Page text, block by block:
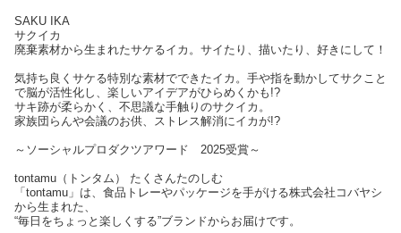
SAKU IKA
サクイカ
廃棄素材から生まれたサケるイカ。サイたり、描いたり、好きにして！
気持ち良くサケる特別な素材でできたイカ。手や指を動かしてサクこと
で脳が活性化し、楽しいアイデアがひらめくかも!?
サキ跡が柔らかく、不思議な手触りのサクイカ。
家族団らんや会議のお供、ストレス解消にイカが!?
～ソーシャルプロダクツアワード 2025受賞～
tontamu（トンタム） たくさんたのしむ
「tontamu」は、食品トレーやパッケージを手がける株式会社コバヤシ
から生まれた、
“毎日をちょっと楽しくする”ブランドからお届けです。